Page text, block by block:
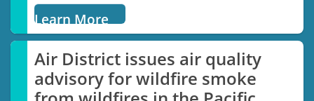
Learn More
Air District issues air quality
advisory for wildfire smoke